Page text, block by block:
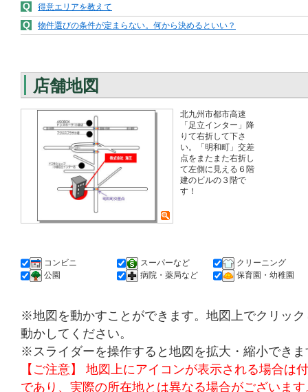
Q 得意エリアを教えて
Q 物件選びの条件が定まらない。何から決めるといい？
店舗地図
北九州市都市高速
「足立インター」降
りて右折して下さ
い。「明和町」交差
点をまたまた右折し
て左側に見える６階
建のビルの３階で
す！
コンビニ スーパーなど
クリーニング
公園
病院・薬局など 保育園・幼稚園
※地図を動かすことができます。地図上でクリッ
動かしてください。
※スライダーを操作すると地図を拡大・縮小できま
【ご注意】 地図上にアイコンが表示される場合は
であり、実際の所在地とは異なる場合がございます